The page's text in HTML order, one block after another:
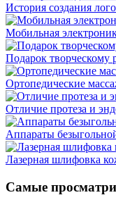
История создания
Мобильная
Подарок творческому
Ортопедические
Отличие протеза и
Аппараты
Лазерная шлифовка
Самые